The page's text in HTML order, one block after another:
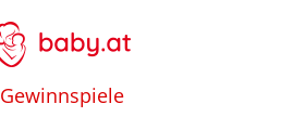
Gewinnspiele